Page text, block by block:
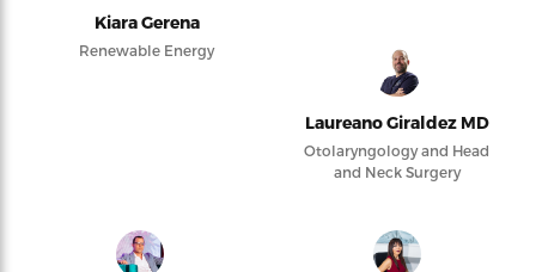
Kiara Gerena
Renewable Energy
Laureano Giraldez MD
Otolaryngology and Head
and Neck Surgery